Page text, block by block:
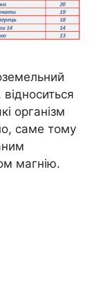
організм
саме тому
магнію.